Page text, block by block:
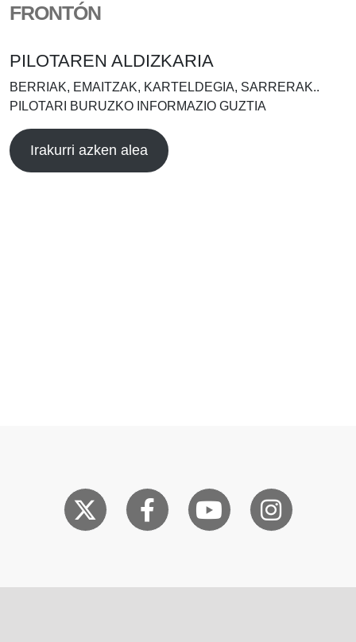
FRONTÓN
PILOTAREN ALDIZKARIA
BERRIAK, EMAITZAK, KARTELDEGIA, SARRERAK..
PILOTARI BURUZKO INFORMAZIO GUZTIA
Irakurri azken alea